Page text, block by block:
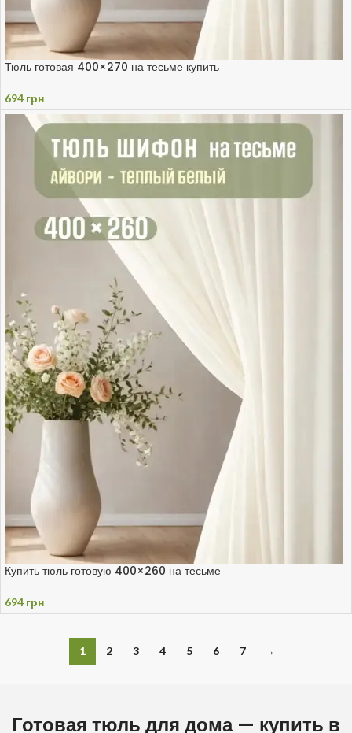
Тюль готовая 400×270 на тесьме купить
694 грн
Купить тюль готовую 400×260 на тесьме
694 грн
1 2 3 4 5 6 7 →
Готовая тюль для дома — купить в